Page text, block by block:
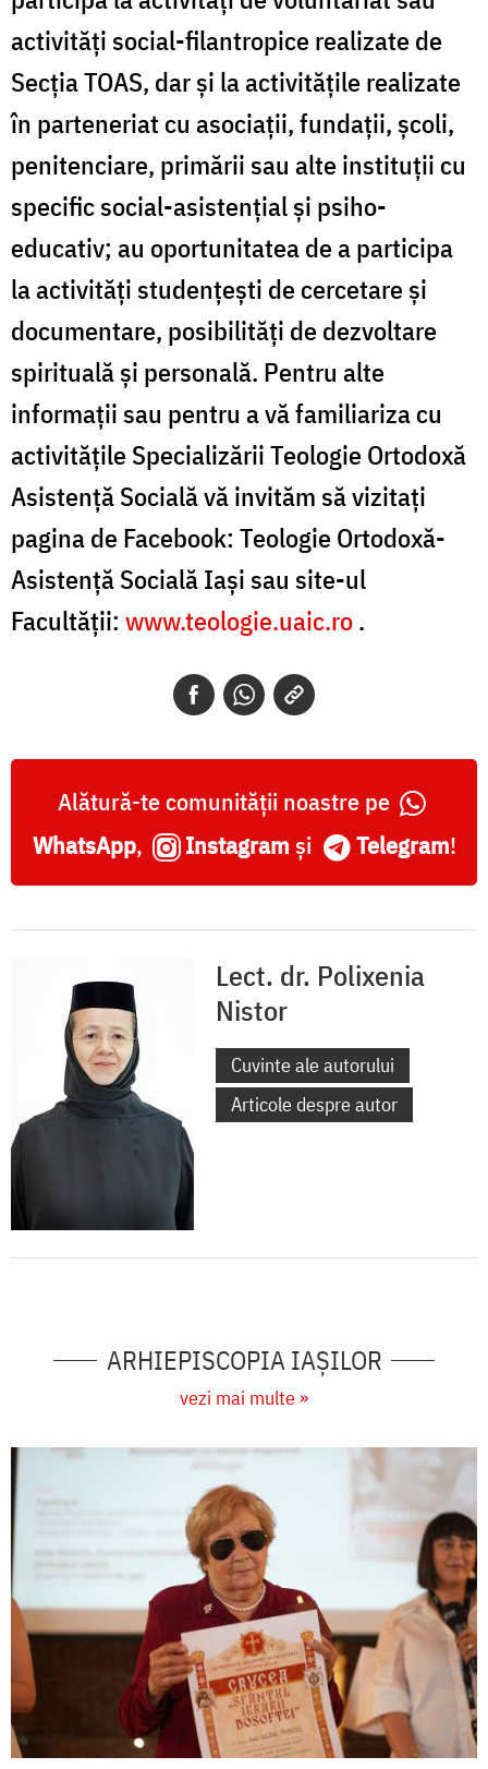
activități social-filantropice realizate de
Secția TOAS, dar și la activitățile realizate
în parteneriat cu asociații, fundații, școli,
penitenciare, primării sau alte instituții cu
specific social-asistențial și psiho-
educativ; au oportunitatea de a participa
la activități studențești de cercetare și
documentare, posibilități de dezvoltare
spirituală și personală. Pentru alte
informații sau pentru a vă familiariza cu
activitățile Specializării Teologie Ortodoxă
Asistență Socială vă invităm să vizitați
pagina de Facebook: Teologie Ortodoxă-
Asistență Socială Iași sau site-ul
Facultății: www.teologie.uaic.ro.
Alătură-te comunității noastre pe
WhatsApp, Instagram și Telegram!
Lect. dr. Polixenia
Nistor
Cuvinte ale autorului
Articole despre autor
ARHIEPISCOPIA IAŞILOR
vezi mai multe »